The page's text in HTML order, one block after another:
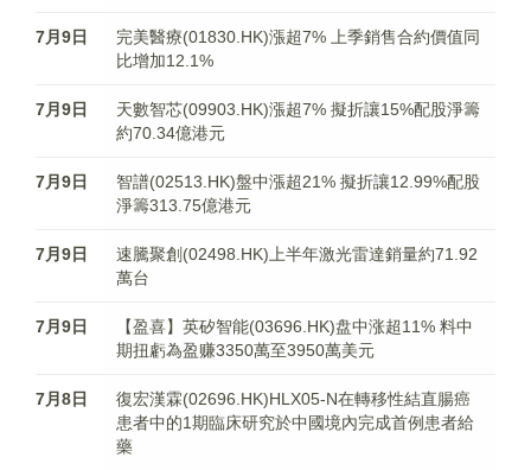
7月9日
完美醫療(01830.HK)漲超7% 上季銷售合約價值同
比增加12.1%
7月9日
天數智芯(09903.HK)漲超7% 擬折讓15%配股淨籌
約70.34億港元
7月9日
智譜(02513.HK)盤中漲超21% 擬折讓12.99%配股
淨籌313.75億港元
7月9日
速騰聚創(02498.HK)上半年激光雷達銷量約71.92
萬台
7月9日
【盈喜】英矽智能(03696.HK)盘中涨超11% 料中
期扭虧為盈赚3350萬至3950萬美元
7月8日
復宏漢霖(02696.HK)HLX05-N在轉移性結直腸癌
患者中的1期臨床研究於中國境內完成首例患者給
藥